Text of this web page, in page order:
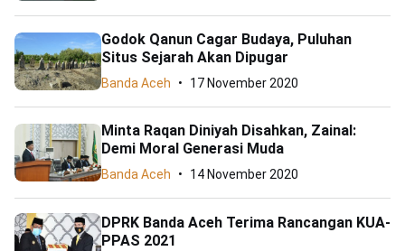
Godok Qanun Cagar Budaya, Puluhan
Situs Sejarah Akan Dipugar
Banda Aceh 17 November 2020
Minta Raqan Diniyah Disahkan, Zainal:
Demi Moral Generasi Muda
Banda Aceh 14 November 2020
DPRK Banda Aceh Terima Rancangan KUA-
PPAS 2021